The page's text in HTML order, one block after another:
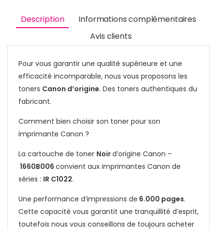
Description
Informations complémentaires
Avis clients
Pour vous garantir une qualité supérieure et une
efficacité incomparable, nous vous proposons les
toners Canon d’origine. Des toners authentiques du
fabricant.
Comment bien choisir son toner pour son
imprimante Canon ?
La cartouche de toner Noird’origine Canon –
1660B006 convient aux imprimantes Canon de
séries : IR C1022.
Une performance d’impressions de 6.000 pages.
Cette capacité vous garantit une tranquillité d’esprit,
toutefois nous vous conseillons de toujours acheter